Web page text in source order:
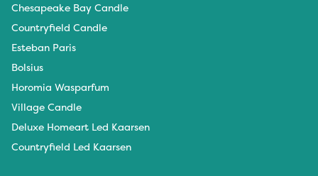
Chesapeake Bay Candle
Countryfield Candle
Esteban Paris
Bolsius
Horomia Wasparfum
Village Candle
Deluxe Homeart Led Kaarsen
Countryfield Led Kaarsen